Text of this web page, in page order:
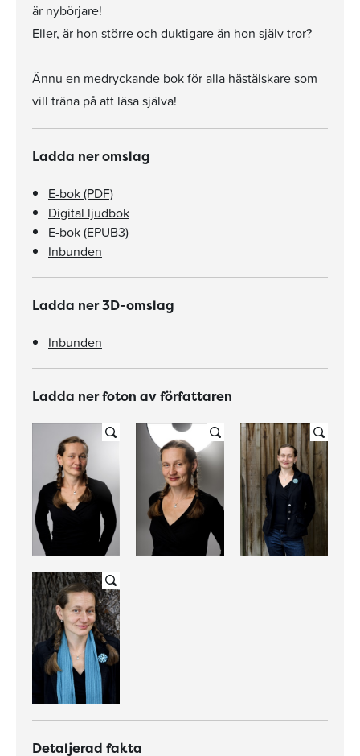
är nybörjare!
Eller, är hon större och duktigare än hon själv tror?
Ännu en medryckande bok för alla hästälskare som
vill träna på att läsa själva!
Ladda ner omslag
E-bok (PDF)
Digital ljudbok
E-bok (EPUB3)
Inbunden
Ladda ner 3D-omslag
Inbunden
Ladda ner foton av författaren
Detaljerad fakta